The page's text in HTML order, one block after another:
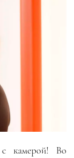
камерой! Во